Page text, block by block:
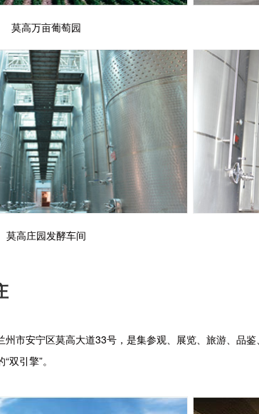
莫高万亩葡萄园
莫高庄园发酵车间
州市安宁区莫高大道33号，是集参观、展览、旅游、品
双引擎”。